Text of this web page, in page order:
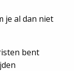
je al dan niet
bent